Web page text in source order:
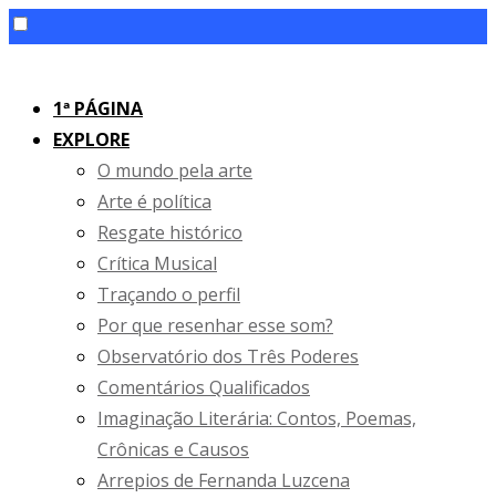
content1ª PÁGINA
EXPLORE
O mundo pela arte
Arte é política
Resgate histórico
Crítica Musical
Traçando o perfil
Por que resenhar esse som?
Observatório dos Três Poderes
Comentários Qualificados
Imaginação Literária: Contos, Poemas,
Crônicas e Causos
Arrepios de Fernanda Luzcena